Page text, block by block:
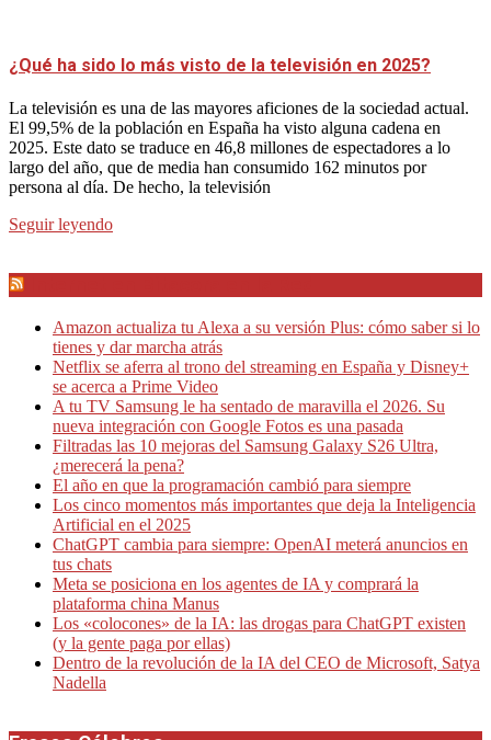
¿Qué ha sido lo más visto de la televisión en 2025?
La televisión es una de las mayores aficiones de la sociedad actual.
El 99,5% de la población en España ha visto alguna cadena en
2025. Este dato se traduce en 46,8 millones de espectadores a lo
largo del año, que de media han consumido 162 minutos por
persona al día. De hecho, la televisión
Seguir leyendo
Amazon actualiza tu Alexa a su versión Plus: cómo saber si lo
tienes y dar marcha atrás
Netflix se aferra al trono del streaming en España y Disney+
se acerca a Prime Video
A tu TV Samsung le ha sentado de maravilla el 2026. Su
nueva integración con Google Fotos es una pasada
Filtradas las 10 mejoras del Samsung Galaxy S26 Ultra,
¿merecerá la pena?
El año en que la programación cambió para siempre
Los cinco momentos más importantes que deja la Inteligencia
Artificial en el 2025
ChatGPT cambia para siempre: OpenAI meterá anuncios en
tus chats
Meta se posiciona en los agentes de IA y comprará la
plataforma china Manus
Los «colocones» de la IA: las drogas para ChatGPT existen
(y la gente paga por ellas)
Dentro de la revolución de la IA del CEO de Microsoft, Satya
Nadella